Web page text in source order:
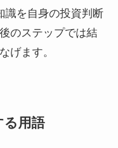
識を自身の投資判断
のステップでは結
げます。
る用語